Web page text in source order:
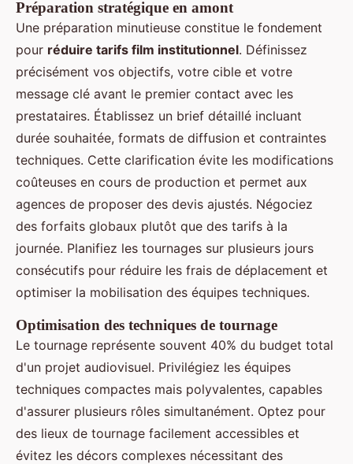
Préparation stratégique en amont
Une préparation minutieuse constitue le fondement
pour réduire tarifs film institutionnel. Définissez
précisément vos objectifs, votre cible et votre
message clé avant le premier contact avec les
prestataires. Établissez un brief détaillé incluant
durée souhaitée, formats de diffusion et contraintes
techniques. Cette clarification évite les modifications
coûteuses en cours de production et permet aux
agences de proposer des devis ajustés. Négociez
des forfaits globaux plutôt que des tarifs à la
journée. Planifiez les tournages sur plusieurs jours
consécutifs pour réduire les frais de déplacement et
optimiser la mobilisation des équipes techniques.
Optimisation des techniques de tournage
Le tournage représente souvent 40% du budget total
d'un projet audiovisuel. Privilégiez les équipes
techniques compactes mais polyvalentes, capables
d'assurer plusieurs rôles simultanément. Optez pour
des lieux de tournage facilement accessibles et
évitez les décors complexes nécessitant des